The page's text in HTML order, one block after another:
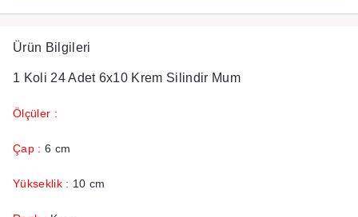
Ürün Bilgileri
1 Koli 24 Adet 6x10 Krem Silindir Mum
Ölçüler :
Çap : 6 cm
Yükseklik : 10 cm